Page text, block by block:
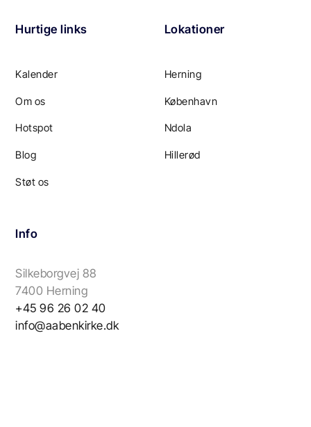
Hurtige links
Kalender
Om os
Hotspot
Blog
Støt os
Lokationer
Herning
København
Ndola
Hillerød
Info
Silkeborgvej 88
7400 Herning
+45 96 26 02 40
info@aabenkirke.dk